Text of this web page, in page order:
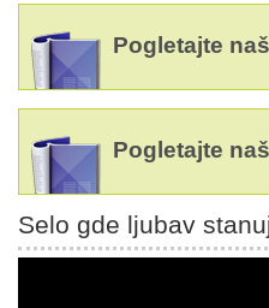
Pogletajte
Pogletajte
Selo gde ljubav